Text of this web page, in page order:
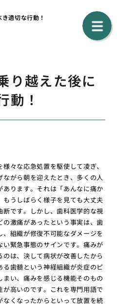
適切な行動！
り越えた後に
動！
々な応急処置を駆使して凌ぎ、
がら朝を迎えたとき、多くの人
ります。それは「あんなに痛か
もうしばらく様子を見ても大丈夫
です。しかし、歯科医学的な視
激痛があったという事実は、歯
組織が修復不可能なダメージを
緊急事態のサインです。痛みが
は、決して病状が改善したから
歯髄という神経組織が炎症のピ
い、痛みを感じる機能そのもの
高いのです。これを専門用語で
くなったからといって放置を続